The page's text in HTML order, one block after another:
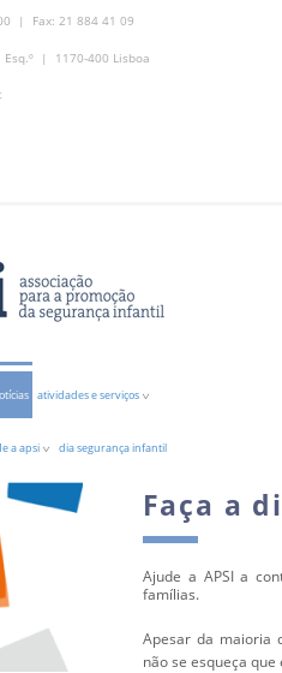
| Fax: 21 884 41 09
Esq.º | 1170-400 Lisboa
atividades e serviços
a apsi dia segurança infantil
Faça a
Ajude a APSI a
famílias.
Apesar da maioria
não se esqueça